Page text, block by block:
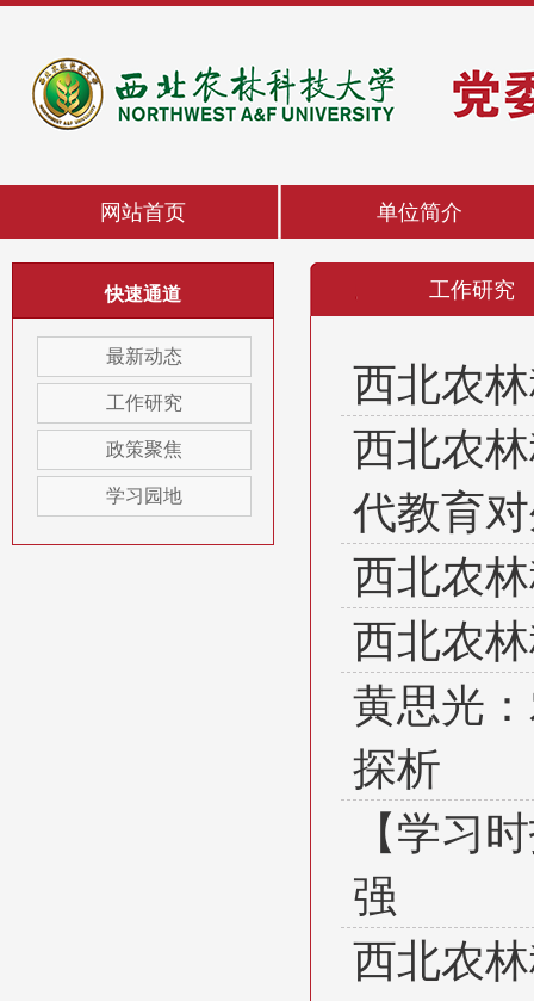
网站首页 单位简介
快速通道
最新动态
工作研究
政策聚焦
学习园地
工作研究
西北农
西北农
代教育
西北农
西北农
黄思光
探析
【学习
强
西北农